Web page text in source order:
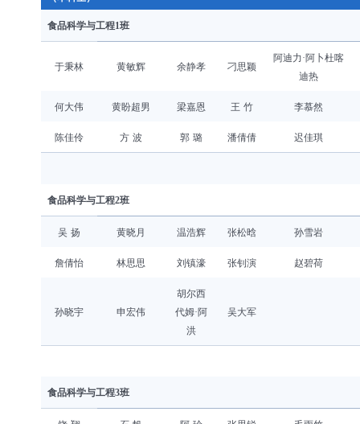
历任领导
特色资源
食品科学与工程1班
于秉林 黄敏辉 余静孝 刁思颖
阿迪力·阿卜杜喀
迪热
何大伟 黄盼超男 梁嘉恩 王 竹 李慕然
陈佳伶 方 波 郭 璐 潘倩倩 迟佳琪
食品科学与工程2班
吴 扬 黄晓月 温浩辉 张松晗 孙雪岩
詹倩怡 林思思 刘镇濠 张钊演 赵碧荷
孙晓宇 申宏伟
胡尔西
代姆·阿
洪
吴大军
食品科学与工程3班